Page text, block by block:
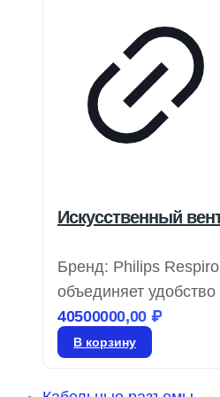
Искусственный
Бренд: Philips
объединяет
пациента,
длительному
40500000,00 ₽
В корзину